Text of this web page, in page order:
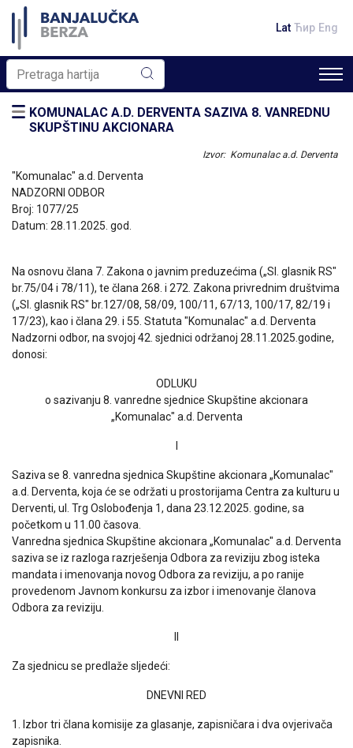
Lat Ћир Eng
KOMUNALAC A.D. DERVENTA SAZIVA 8. VANREDNU
SKUPŠTINU AKCIONARA
Izvor: Komunalac a.d. Derventa
"Komunalac" a.d. Derventa
NADZORNI ODBOR
Broj: 1077/25
Datum: 28.11.2025. god.
Na osnovu člana 7. Zakona o javnim preduzećima („Sl. glasnik RS"
br.75/04 i 78/11), te člana 268. i 272. Zakona privrednim društvima
(„Sl. glasnik RS" br.127/08, 58/09, 100/11, 67/13, 100/17, 82/19 i
17/23), kao i člana 29. i 55. Statuta "Komunalac" a.d. Derventa
Nadzorni odbor, na svojoj 42. sjednici održanoj 28.11.2025.godine,
donosi:
ODLUKU
o sazivanju 8. vanredne sjednice Skupštine akcionara
„Komunalac" a.d. Derventa
Saziva se 8. vanredna sjednica Skupštine akcionara „Komunalac"
a.d. Derventa, koja će se održati u prostorijama Centra za kulturu u
Derventi, ul. Trg Oslobođenja 1, dana 23.12.2025. godine, sa
početkom u 11.00 časova.
Vanredna sjednica Skupštine akcionara „Komunalac" a.d. Derventa
saziva se iz razloga razrješenja Odbora za reviziju zbog isteka
mandata i imenovanja novog Odbora za reviziju, a po ranije
provedenom Javnom konkursu za izbor i imenovanje članova
Odbora za reviziju.
Za sjednicu se predlaže sljedeći:
DNEVNI RED
1. Izbor tri člana komisije za glasanje, zapisničara i dva ovjerivača
zapisnika.